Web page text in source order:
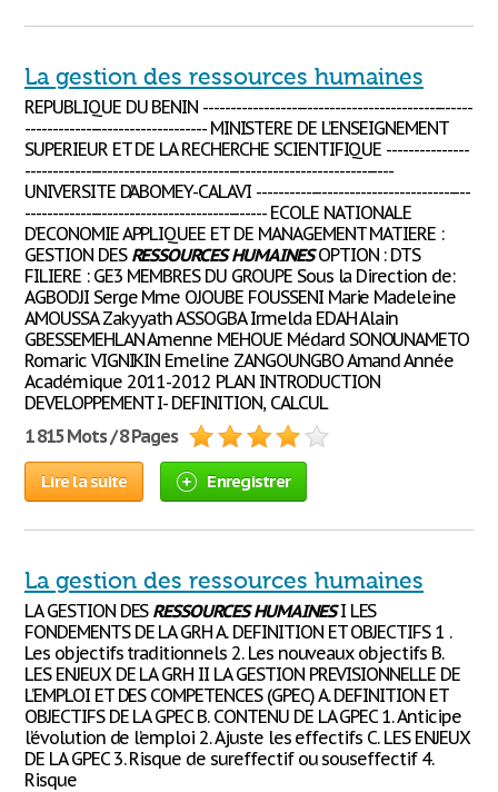
La gestion des ressources humaines
REPUBLIQUE DU BENIN -------------------------------------------------
--------------------------------- MINISTERE DE L’ENSEIGNEMENT
SUPERIEUR ET DE LA RECHERCHE SCIENTIFIQUE ---------------
-------------------------------------------------------------------
UNIVERSITE D’ABOMEY-CALAVI ---------------------------------------
-------------------------------------------- ECOLE NATIONALE
D’ECONOMIE APPLIQUEE ET DE MANAGEMENT MATIERE :
GESTION DES RESSOURCES HUMAINESOPTION : DTS
FILIERE : GE3 MEMBRES DU GROUPE Sous la Direction de:
AGBODJI Serge Mme OJOUBE FOUSSENI Marie Madeleine
AMOUSSA Zakyyath ASSOGBA Irmelda EDAH Alain
GBESSEMEHLAN Amenne MEHOUE Médard SONOUNAMETO
Romaric VIGNIKIN Emeline ZANGOUNGBO Amand Année
Académique 2011-2012 PLAN INTRODUCTION
DEVELOPPEMENT I- DEFINITION, CALCUL
1 815 Mots / 8 Pages
Lire la suite Enregistrer
La gestion des ressources humaines
LA GESTION DES RESSOURCES HUMAINESI LES
FONDEMENTS DE LA GRH A. DEFINITION ET OBJECTIFS 1 .
Les objectifs traditionnels 2. Les nouveaux objectifs B.
LES ENJEUX DE LA GRH II LA GESTION PREVISIONNELLE DE
L’EMPLOI ET DES COMPETENCES (GPEC) A. DEFINITION ET
OBJECTIFS DE LA GPEC B. CONTENU DE LA GPEC 1. Anticipe
l’évolution de l’emploi 2. Ajuste les effectifs C. LES ENJEUX
DE LA GPEC 3. Risque de sureffectif ou souseffectif 4.
Risque